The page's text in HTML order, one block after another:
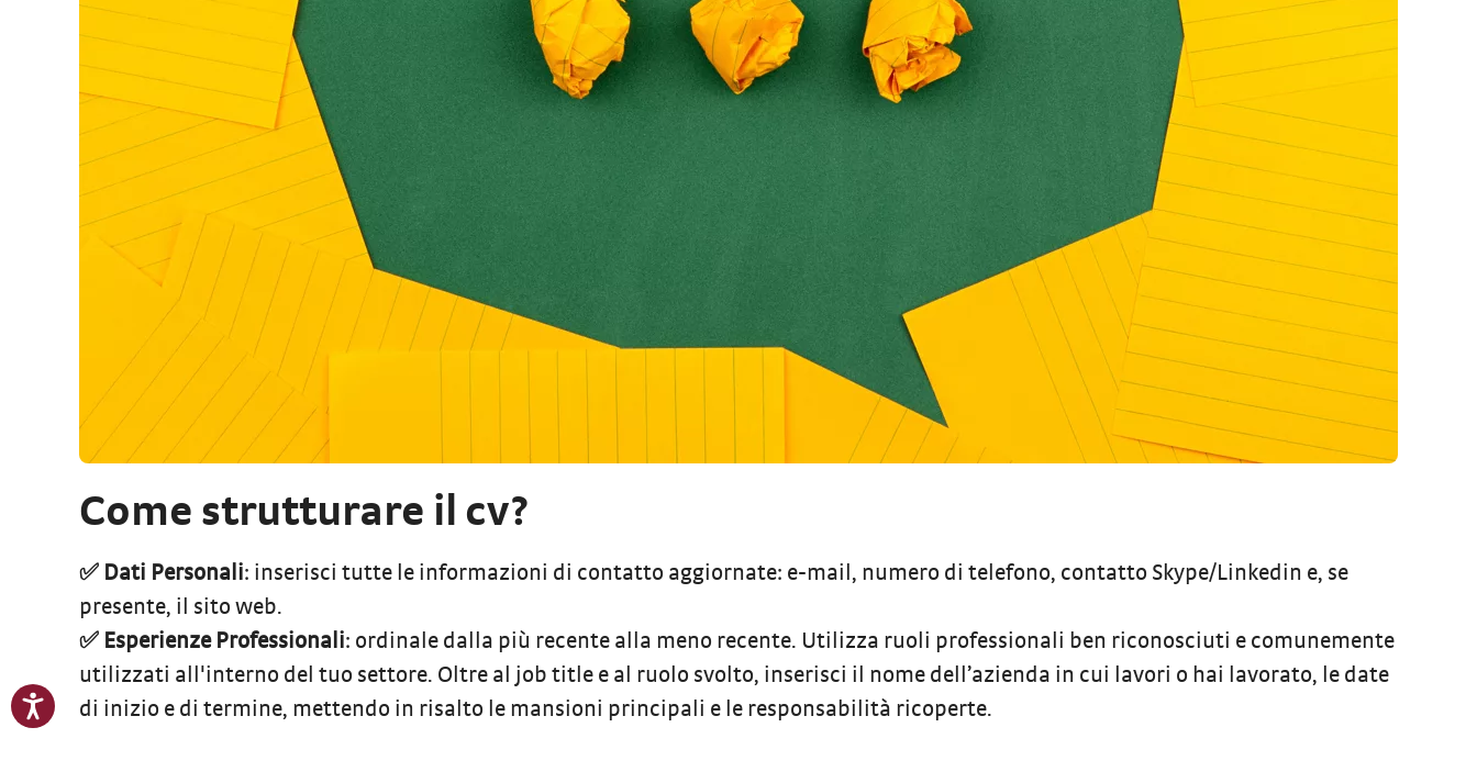
Come strutturare il cv?
✅ Dati Personali: inserisci tutte le informazioni di contatto aggiornate: e-mail, numero di telefono, contatto Skype/Linkedin e, se
presente, il sito web.
✅ Esperienze Professionali: ordinale dalla più recente alla meno recente. Utilizza ruoli professionali ben riconosciuti e comunemente
utilizzati all'interno del tuo settore. Oltre al job title e al ruolo svolto, inserisci il nome dell’azienda in cui lavori o hai lavorato, le date
di inizio e di termine, mettendo in risalto le mansioni principali e le responsabilità ricoperte.